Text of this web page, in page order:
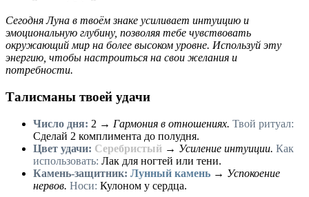
Сегодня Луна в твоём знаке усиливает интуицию и
эмоциональную глубину, позволяя тебе чувствовать
окружающий мир на более высоком уровне. Используй эту
энергию, чтобы настроиться на свои желания и
потребности.
Талисманы твоей удачи
Число дня: 2 → Гармония в отношениях. Твой ритуал:
Сделай 2 комплимента до полудня.
Цвет удачи: Серебристый → Усиление интуиции. Как
использовать: Лак для ногтей или тени.
Камень-защитник: Лунный камень → Успокоение
нервов. Носи: Кулоном у сердца.